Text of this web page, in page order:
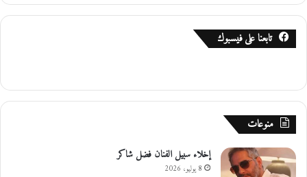
تابعنا على فيسبوك
منوعات
إخلاء سبيل الفنان فضل شاكر
8 يوليو، 2026